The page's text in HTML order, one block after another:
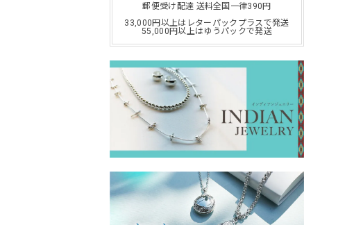
郵便受け配達 送料全国一律390円
33,000円以上はレターパックプラスで発送
55,000円以上はゆうパックで発送